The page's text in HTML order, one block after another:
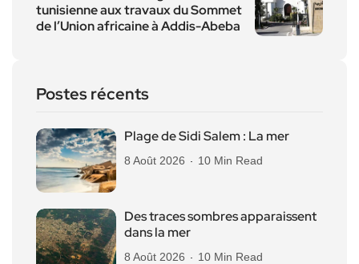
tunisienne aux travaux du Sommet
de l’Union africaine à Addis-Abeba
Postes récents
Plage de Sidi Salem : La mer
8 Août 2026 10 Min Read
Des traces sombres apparaissent
dans la mer
8 Août 2026 10 Min Read